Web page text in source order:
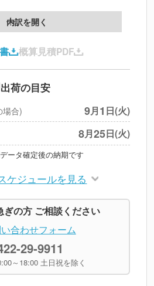
・離島 別途
円
※上記小計は税別です
内訳を開く
概算見積PDF
出荷の目安
場合) 9月1 日(火)
8月25日(火)
ータ確定後の納期です
ケジュールを見る
ぎの方 ご相談ください
合わせフォーム
29-9911
～18:00 土日祝を除く